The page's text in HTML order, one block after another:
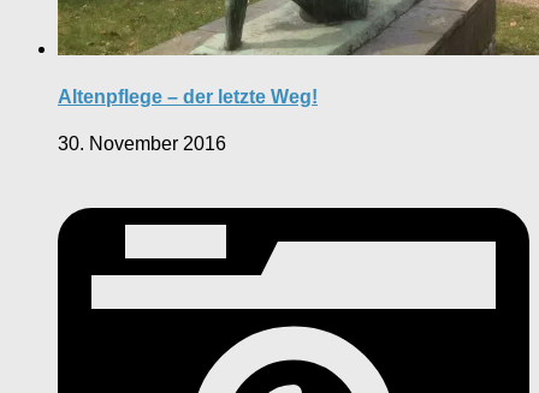
Altenpflege – der letzte Weg!
30. November 2016